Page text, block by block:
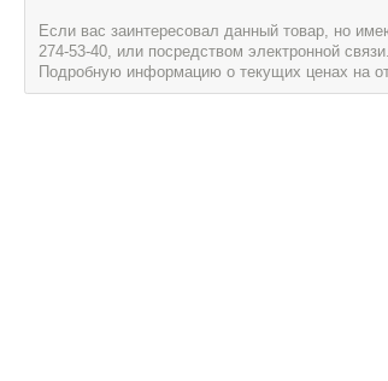
Если вас заинтересовал данный товар, но
274-53-40, или посредством электронной
Подробную информацию о текущих ценах на